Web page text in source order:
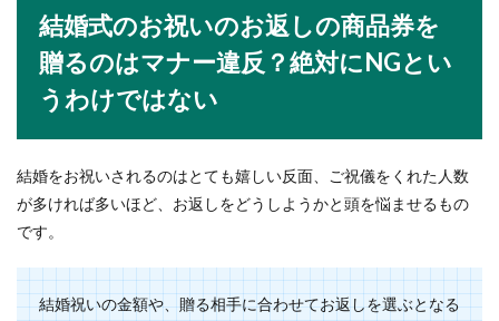
たいと岩盤浴は女性にも男性にも人気がありま
す。ス...
No Image
バレエの子供の素質として大切なこと
や上達の見極めのポイント
結婚式のお祝いのお返しの商品券を
贈るのはマナー違反？絶対にNGとい
うわけではない
結婚をお祝いされるのはとても嬉しい反面、ご祝儀をくれた人数
が多ければ多いほど、お返しをどうしようかと頭を悩ませるもの
です。
結婚祝いの金額や、贈る相手に合わせてお返しを選ぶとなる